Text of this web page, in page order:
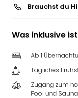
Brauchst du
Was inklusive ist
Ab 1
Tägliches
Zugang zum
Pool und Sauna